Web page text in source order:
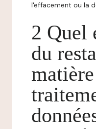
l'effacement ou la
2 Quel
du